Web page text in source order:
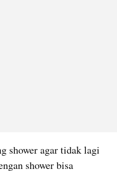
shower agar tidak lagi
shower bisa